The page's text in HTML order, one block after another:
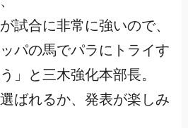
試合に非常に強いので、
パの馬でパラにトライす
」と三木強化本部長。
ばれるか、発表が楽しみ